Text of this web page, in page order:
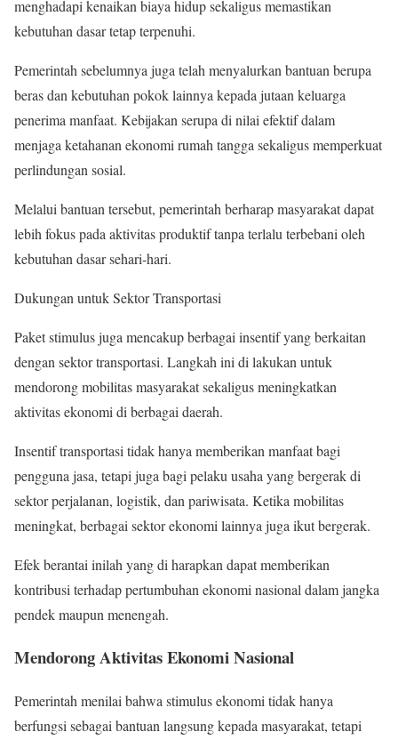
menghadapi kenaikan biaya hidup sekaligus memastikan
kebutuhan dasar tetap terpenuhi.
Pemerintah sebelumnya juga telah menyalurkan bantuan berupa
beras dan kebutuhan pokok lainnya kepada jutaan keluarga
penerima manfaat. Kebijakan serupa di nilai efektif dalam
menjaga ketahanan ekonomi rumah tangga sekaligus memperkuat
perlindungan sosial.
Melalui bantuan tersebut, pemerintah berharap masyarakat dapat
lebih fokus pada aktivitas produktif tanpa terlalu terbebani oleh
kebutuhan dasar sehari-hari.
Dukungan untuk Sektor Transportasi
Paket stimulus juga mencakup berbagai insentif yang berkaitan
dengan sektor transportasi. Langkah ini di lakukan untuk
mendorong mobilitas masyarakat sekaligus meningkatkan
aktivitas ekonomi di berbagai daerah.
Insentif transportasi tidak hanya memberikan manfaat bagi
pengguna jasa, tetapi juga bagi pelaku usaha yang bergerak di
sektor perjalanan, logistik, dan pariwisata. Ketika mobilitas
meningkat, berbagai sektor ekonomi lainnya juga ikut bergerak.
Efek berantai inilah yang di harapkan dapat memberikan
kontribusi terhadap pertumbuhan ekonomi nasional dalam jangka
pendek maupun menengah.
Mendorong Aktivitas Ekonomi Nasional
Pemerintah menilai bahwa stimulus ekonomi tidak hanya
berfungsi sebagai bantuan langsung kepada masyarakat, tetapi